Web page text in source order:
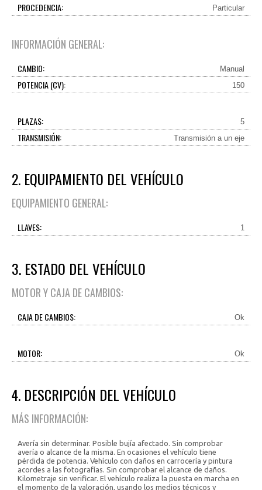
PROCEDENCIA: Particular
INFORMACIÓN GENERAL:
CAMBIO: Manual
POTENCIA (CV): 150
PLAZAS: 5
TRANSMISIÓN: Transmisión a un eje
2. EQUIPAMIENTO DEL VEHÍCULO
EQUIPAMIENTO GENERAL:
LLAVES: 1
3. ESTADO DEL VEHÍCULO
MOTOR Y CAJA DE CAMBIOS:
CAJA DE CAMBIOS: Ok
MOTOR: Ok
4. DESCRIPCIÓN DEL VEHÍCULO
MÁS INFORMACIÓN:
Avería sin determinar. Posible bujía afectado. Sin comprobar
avería o alcance de la misma. En ocasiones el vehículo tiene
pérdida de potencia. Vehículo con daños en carrocería y pintura
acordes a las fotografías. Sin comprobar el alcance de daños.
Kilometraje sin verificar. El vehículo realiza la puesta en marcha en
el momento de la valoración, usando los medios técnicos y